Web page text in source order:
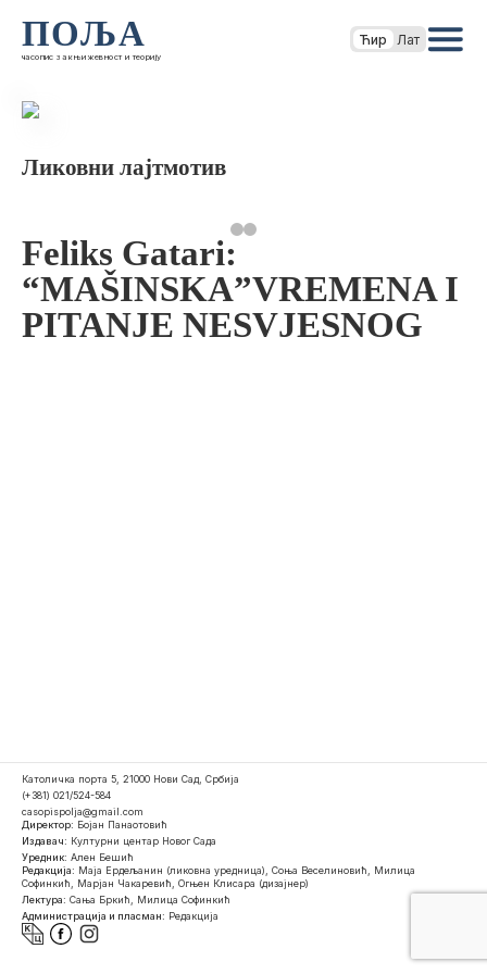
ПОЉА
часопис за књижевност и теорију
Ћир Лат
Ликовни лајтмотив
Feliks Gatari:
“MAŠINSKA”VREMENA I
PITANJE NESVJESNOG
Католичка порта 5, 21000 Нови Сад, Србија
(+381) 021/524-584
casopispolja@gmail.com
Директор: Бојан Панаотовић
Издавач: Културни центар Новог Сада
Уредник: Ален Бешић
Редакција: Маја Ердељанин (ликовна уредница), Соња Веселиновић, Милица
Софинкић, Марјан Чакаревић, Огњен Клисара (дизајнер)
Лектура: Сања Бркић, Милица Софинкић
Администрација и пласман: Редакција